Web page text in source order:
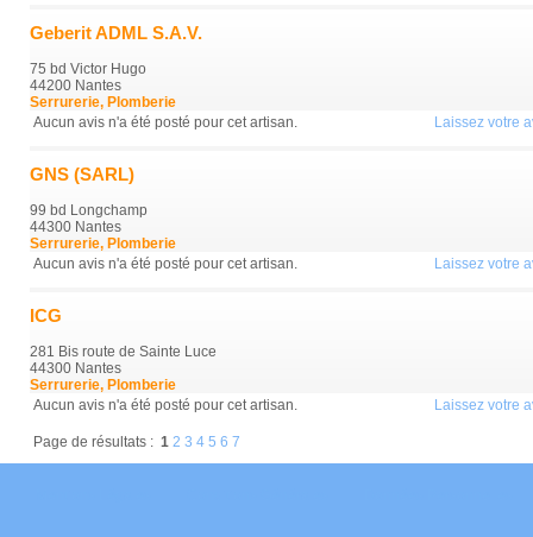
Geberit ADML S.A.V.
75 bd Victor Hugo
44200 Nantes
Serrurerie, Plomberie
Aucun avis n'a été posté pour cet artisan.
Laissez votre
GNS (SARL)
99 bd Longchamp
44300 Nantes
Serrurerie, Plomberie
Aucun avis n'a été posté pour cet artisan.
Laissez votre
ICG
281 Bis route de Sainte Luce
44300 Nantes
Serrurerie, Plomberie
Aucun avis n'a été posté pour cet artisan.
Laissez votre
Page de résultats : 1 2 3 4 5 6 7